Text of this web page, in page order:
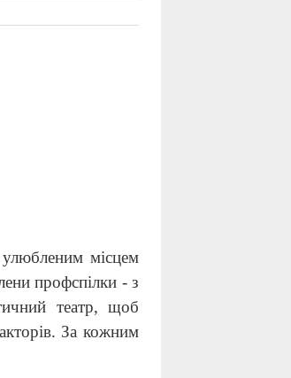
місцем
профспілки - з
театр, щоб
За кожним